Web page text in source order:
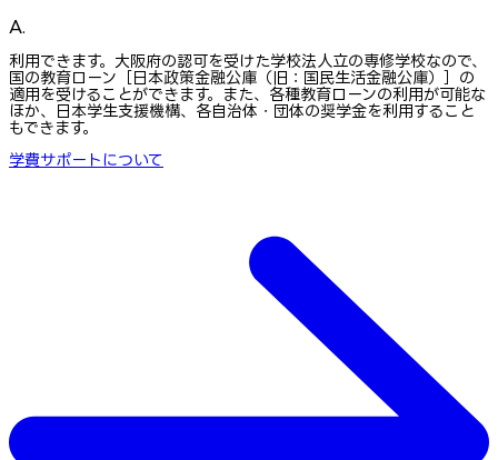
A.
利用できます。大阪府の認可を受けた学校法人立の専修学校なので、
国の教育ローン［日本政策金融公庫（旧：国民生活金融公庫）］の
適用を受けることができます。また、各種教育ローンの利用が可能な
ほか、日本学生支援機構、各自治体・団体の奨学金を利用すること
もできます。
学費サポートについて